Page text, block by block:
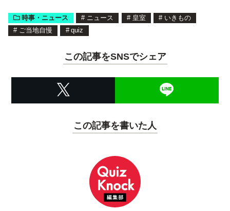
時事・ニュース # ニュース # 皇室 # いきもの
# ご当地自慢 # quiz
この記事をSNSでシェア
この記事を書いた人